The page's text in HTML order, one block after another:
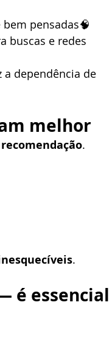
pensadas🧠
buscas e redes
a dependência de
melhor
.
.
é essencial